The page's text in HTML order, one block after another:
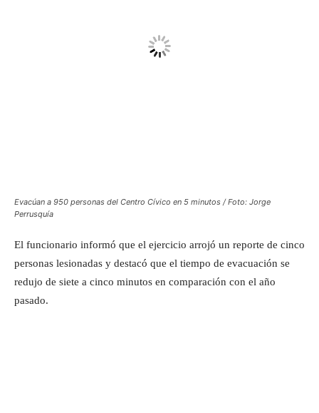
Evacúan a 950 personas del Centro Cívico en 5 minutos / Foto: Jorge
Perrusquía
El funcionario informó que el ejercicio arrojó un reporte de cinco
personas lesionadas y destacó que el tiempo de evacuación se
redujo de siete a cinco minutos en comparación con el año
pasado.